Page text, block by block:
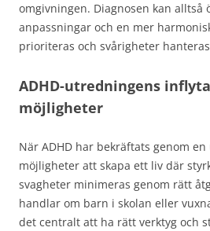
omgivningen. Diagnosen kan
anpassningar och en mer
prioriteras och svårigheter
ADHD-utredningens
möjligheter
När ADHD har bekräftats genom
möjligheter att skapa ett liv där
svagheter minimeras genom rätt
handlar om barn i skolan eller
det centralt att ha rätt verktyg och